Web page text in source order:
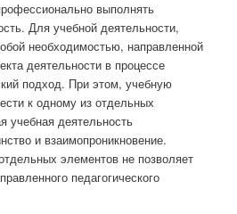
выполнять
Для учебной деятельности,
необходимостью, направленной
деятельности в процессе
подход. При этом, учебную
к одному из отдельных
учебная деятельность
и взаимопроникновение.
элементов не позволяет
педагогического